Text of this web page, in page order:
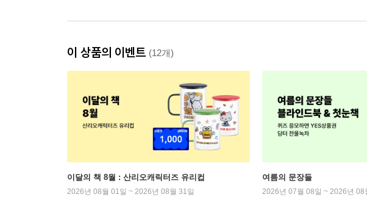
이 상품의 이벤트 (12개)
이달의 책 8월 : 산리오캐릭터즈 유리컵
2026년 08월 01일 ~ 2026년 08월 31일
여름의 문장들
2026년 07월 08일 ~ 2026년 08